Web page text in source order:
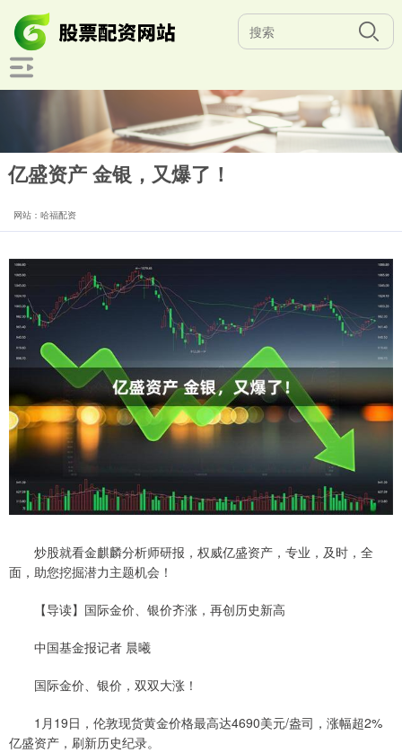
亿盛资产 金银，又爆了！
网站：哈福配资
炒股就看金麒麟分析师研报，权威亿盛资产，专业，及时，全
面，助您挖掘潜力主题机会！
【导读】国际金价、银价齐涨，再创历史新高
中国基金报记者 晨曦
国际金价、银价，双双大涨！
1月19日，伦敦现货黄金价格最高达4690美元/盎司，涨幅超2%
亿盛资产，刷新历史纪录。